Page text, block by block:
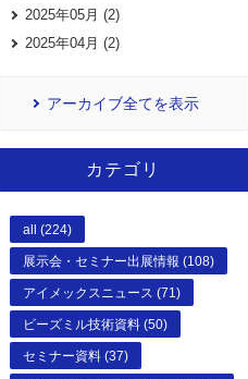
2025年05月 (2)
2025年04月 (2)
アーカイブ全てを表示
カテゴリ
all (224)
展示会・セミナー出展情報 (108)
アイメックスニュース (71)
ビーズミル技術資料 (50)
セミナー資料 (37)